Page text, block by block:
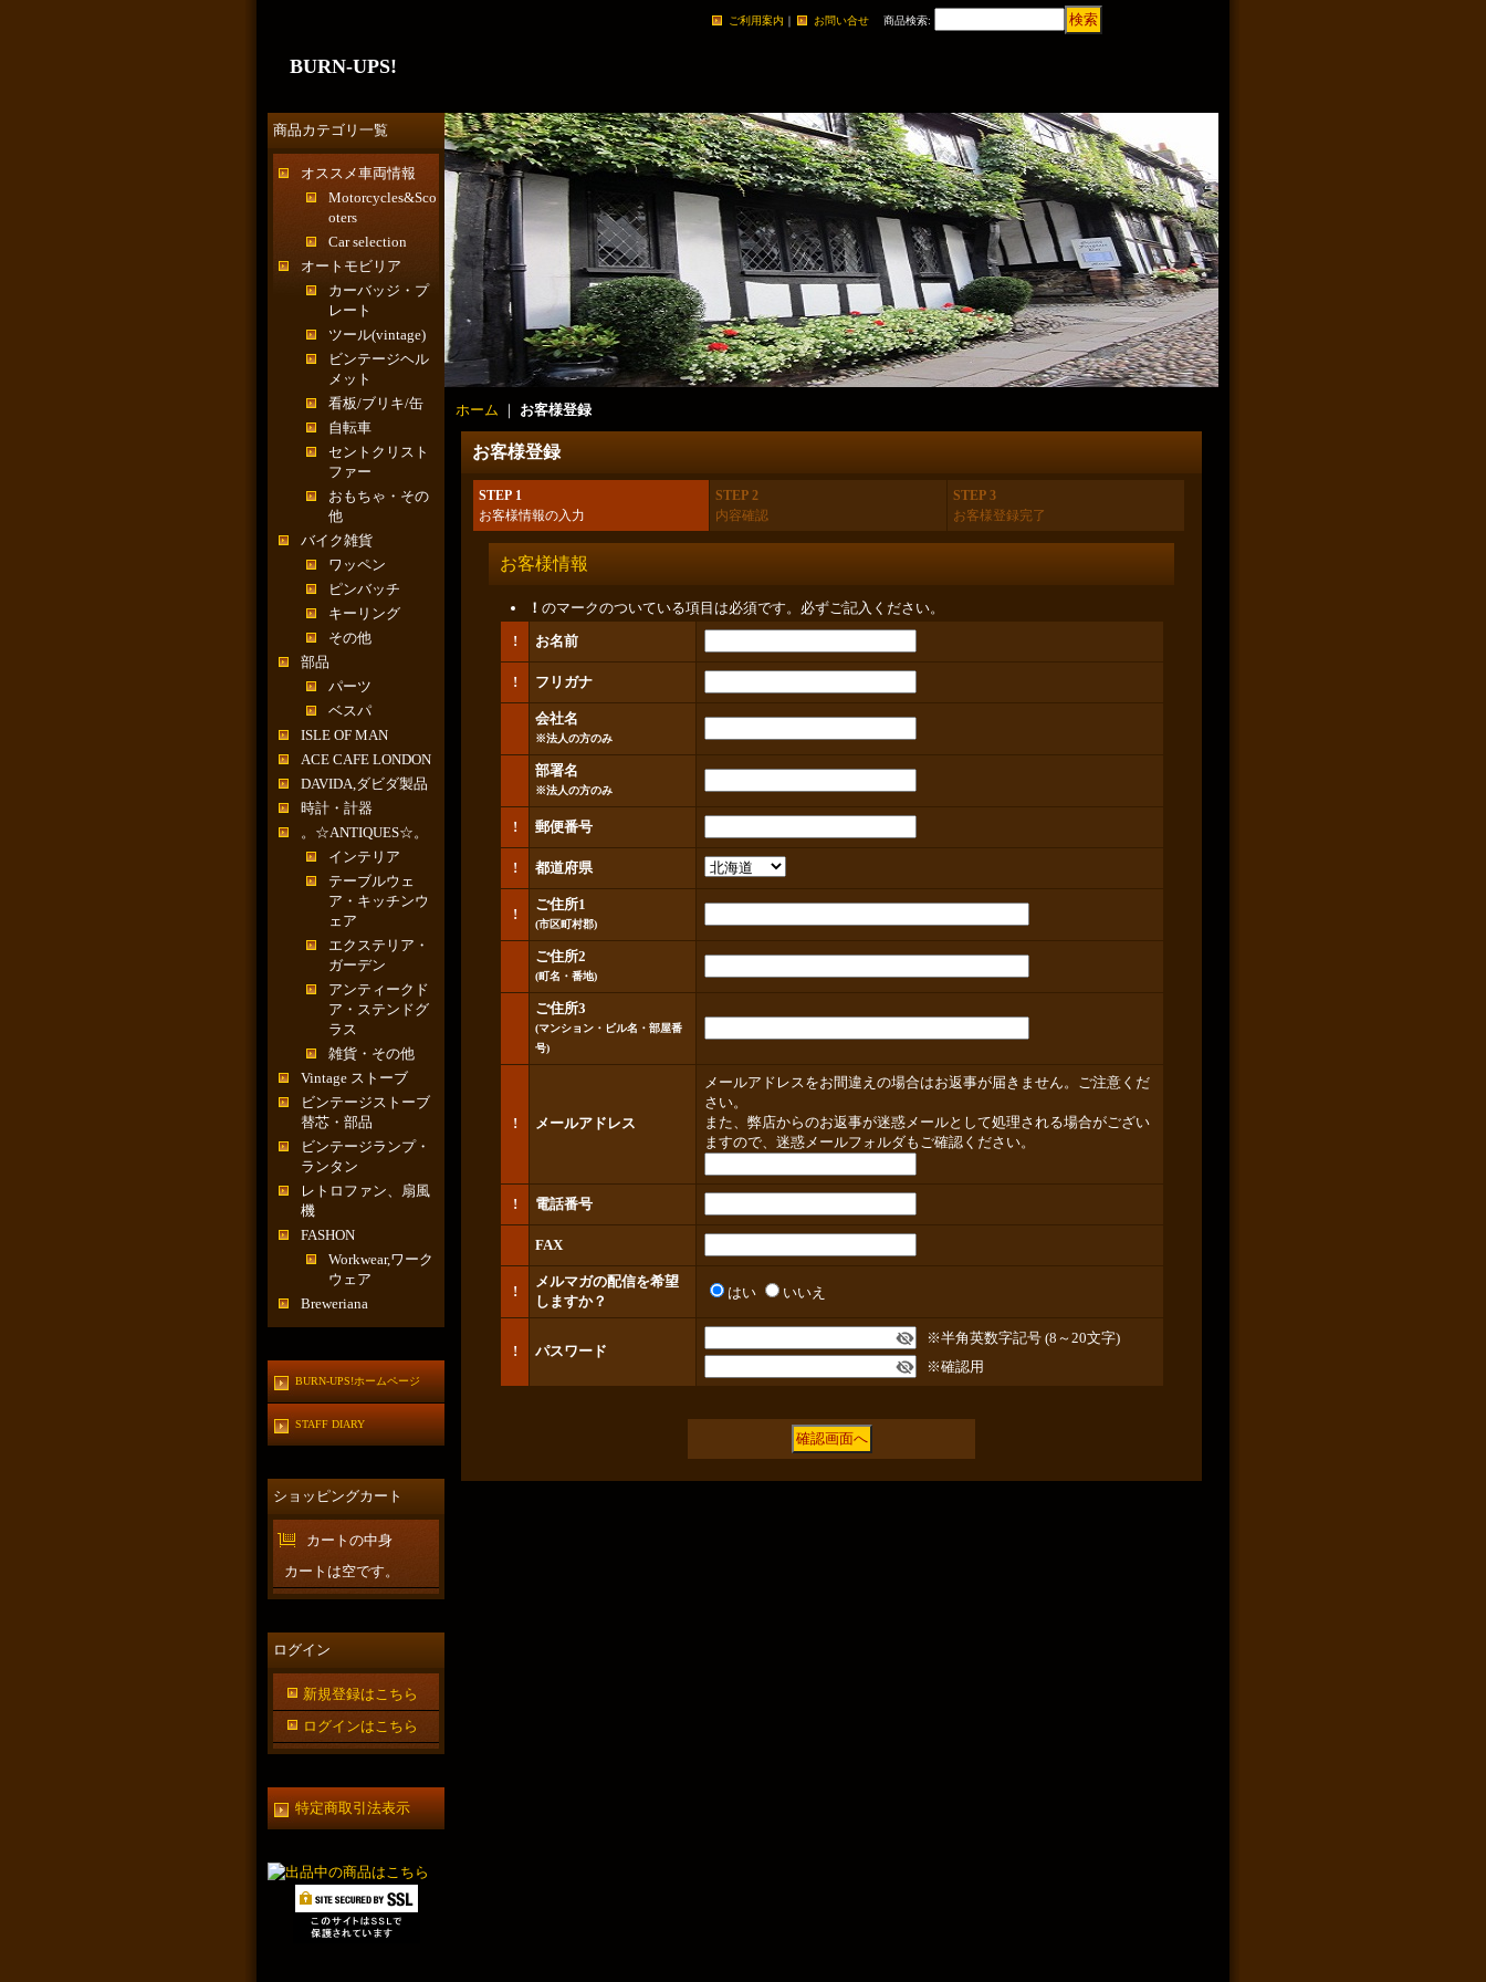
BURN-UPS!
ご利用案内 ｜ お問い合せ 商品検索:
商品カテゴリ一覧
オススメ車両情報
Motorcycles&Sco
oters
Car selection
オートモビリア
カーバッジ・プ
レート
ツール(vintage)
ビンテージヘル
メット
看板/ブリキ/缶
自転車
セントクリスト
ファー
おもちゃ・その
他
バイク雑貨
ワッペン
ピンバッチ
キーリング
その他
部品
パーツ
ベスパ
ISLE OF MAN
ACE CAFE LONDON
DAVIDA,ダビダ製品
時計・計器
。☆ANTIQUES☆。
インテリア
テーブルウェ
ア・キッチンウ
ェア
エクステリア・
ガーデン
アンティークド
ア・ステンドグ
ラス
雑貨・その他
Vintage ストーブ
ビンテージストーブ
替芯・部品
ビンテージランプ・
ランタン
レトロファン、扇風
機
FASHON
Workwear,ワーク
ウェア
Breweriana
BURN-UPS!ホームページ
STAFF DIARY
ショッピングカート
カートの中身
カートは空です。
ログイン
新規登録はこちら
ログインはこちら
特定商取引法表示
ホーム ｜ お客様登録
お客様登録
STEP 1
お客様情報の入力
STEP 2
内容確認
STEP 3
お客様登録完了
お客様情報
！ のマークのついている項目は必須です。必ずご記入ください。
!
お名前
! フリガナ
会社名
※法人の方のみ
部署名
※法人の方のみ
! 郵便番号
! 都道府県
!
ご住所1
(市区町村郡)
ご住所2
(町名・番地)
ご住所3
(マンション・ビル名・部屋番
号)
! メールアドレス
メールアドレスをお間違えの場合はお返事が届きません。ご注意くだ
さい。
また、弊店からのお返事が迷惑メールとして処理される場合がござい
ますので、迷惑メールフォルダもご確認ください。
! 電話番号
FAX
!
メルマガの配信を希望
しますか？
はい いいえ
! パスワード
※半角英数字記号 (8～20文字)
※確認用